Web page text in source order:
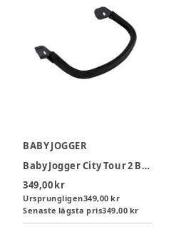
BABY JOGGER
Baby Jogger City Tour 2 Bygel
349,00 kr
Ursprungligen349,00 kr
Senaste lägsta pris349,00 kr